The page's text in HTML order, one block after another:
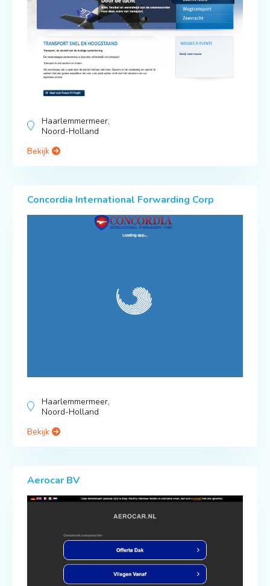
Haarlemmermeer,
Noord-Holland
Bekijk
Concordia International Forwarding Corp
Haarlemmermeer,
Noord-Holland
Bekijk
Aerocar BV